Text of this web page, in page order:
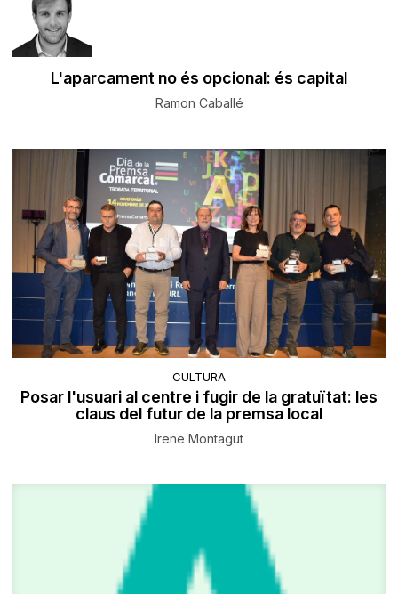
L'aparcament no és opcional: és capital
Ramon Caballé
CULTURA
Posar l'usuari al centre i fugir de la gratuïtat: les
claus del futur de la premsa local
Irene Montagut